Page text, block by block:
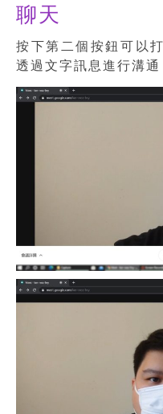
聊天
按下第二個按鈕可以
透過文字訊息進行溝通